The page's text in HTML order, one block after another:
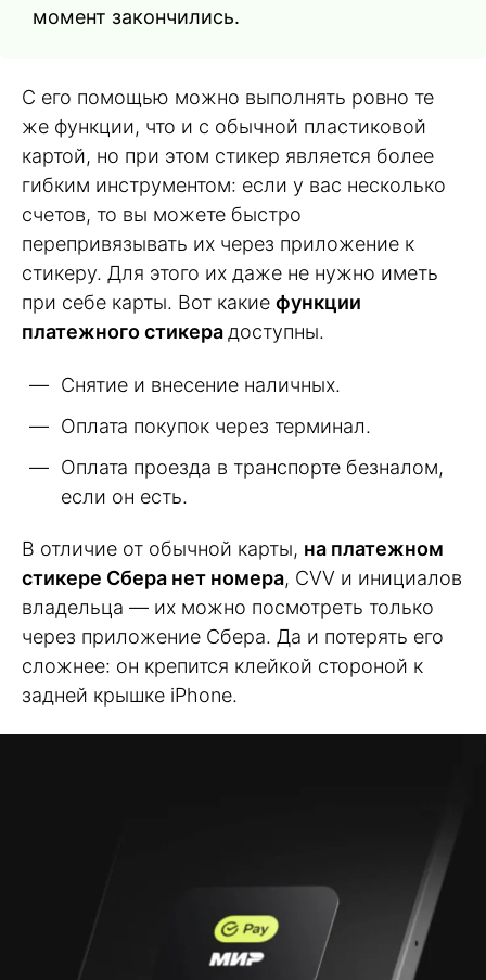
момент закончились.
С его помощью можно выполнять ровно те
же функции, что и с обычной пластиковой
картой, но при этом стикер является более
гибким инструментом: если у вас несколько
счетов, то вы можете быстро
перепривязывать их через приложение к
стикеру. Для этого их даже не нужно иметь
при себе карты. Вот какие функции
платежного стикера доступны.
Снятие и внесение наличных.
Оплата покупок через терминал.
Оплата проезда в транспорте безналом,
если он есть.
В отличие от обычной карты, на платежном
стикере Сбера нет номера, CVV и инициалов
владельца — их можно посмотреть только
через приложение Сбера. Да и потерять его
сложнее: он крепится клейкой стороной к
задней крышке iPhone.